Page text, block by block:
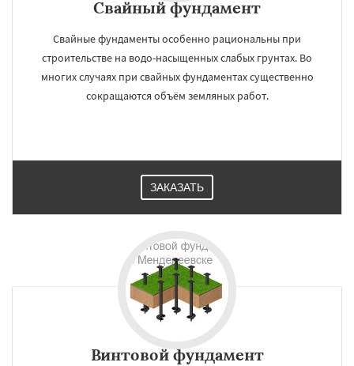
Свайный фундамент
Свайные фундаменты особенно рациональны при
строительстве на водо-насыщенных слабых грунтах. Во
многих случаях при свайных фундаментах существенно
сокращаются объём земляных работ.
ЗАКАЗАТЬ
Винтовой фундамент